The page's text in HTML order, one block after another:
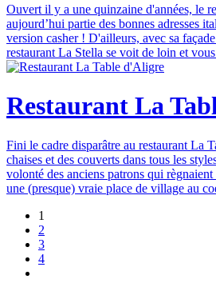
Ouvert il y a une quinzaine d'années, le
aujourd’hui partie des bonnes adresses
version casher ! D'ailleurs, avec sa
restaurant La Stella se voit de loin et
Restaurant La
Fini le cadre disparâtre au restaurant La
chaises et des couverts dans tous les
volonté des anciens patrons qui
une (presque) vraie place de village au
1
2
3
4